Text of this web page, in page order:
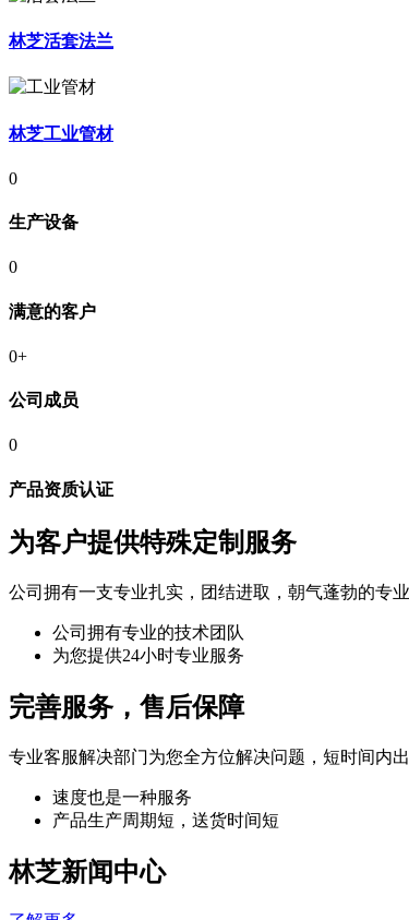
林芝活套法兰
林芝工业管材
0
生产设备
0
满意的客户
0+
公司成员
0
产品资质认证
为客户提供特殊定制服务
公司拥有一支专业扎实，团结进取，朝气蓬勃的专
公司拥有专业的技术团队
为您提供24小时专业服务
完善服务，售后保障
专业客服解决部门为您全方位解决问题，短时间内
速度也是一种服务
产品生产周期短，送货时间短
林芝新闻中心